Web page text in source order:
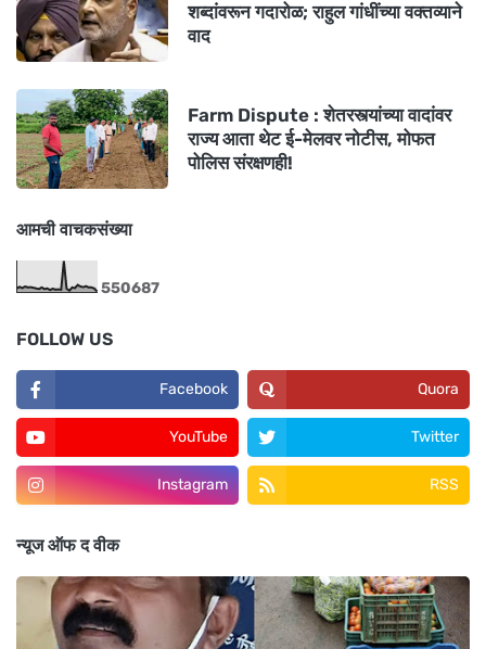
शब्दांवरून गदारोळ; राहुल गांधींच्या वक्तव्याने
वाद
Farm Dispute : शेतरस्त्यांच्या वादांवर
राज्य आता थेट ई-मेलवर नोटीस, मोफत
पोलिस संरक्षणही!
आमची वाचकसंख्या
550687
FOLLOW US
Facebook Quora
YouTube Twitter
Instagram RSS
न्यूज ऑफ द वीक